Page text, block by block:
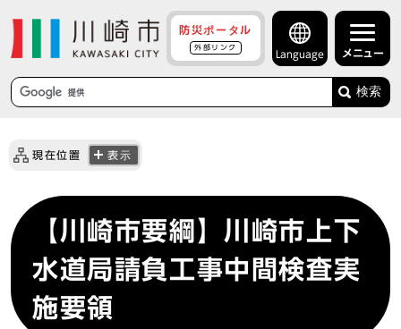
防災ポータル
外部リンク
Language メニュー
検索
現在位置 表示
【川崎市要綱】川崎市上下
水道局請負工事中間検査実
施要領